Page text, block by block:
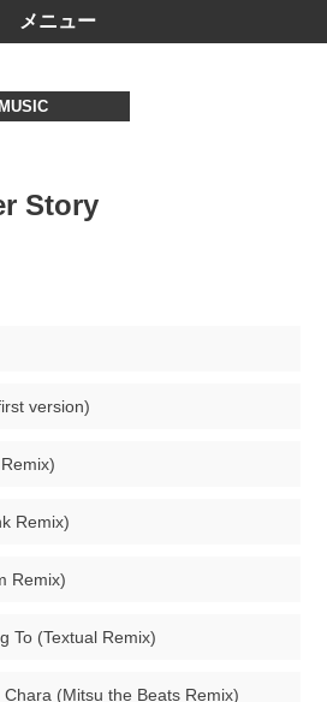
メニュー
MUSIC
Story
version)
Remix)
Remix)
To (Textual Remix)
(Mitsu the Beats Remix)